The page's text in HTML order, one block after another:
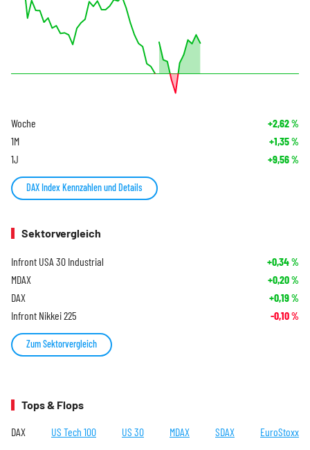
Woche +2,62%
1M +1,35%
1J +9,56%
DAX Index Kennzahlen und Details
Sektorvergleich
Infront USA 30 Industrial +0,34%
MDAX +0,20%
DAX +0,19%
Infront Nikkei 225 -0,10%
Zum Sektorvergleich
Tops & Flops
DAX US Tech 100 US 30 MDAX SDAX EuroStoxx